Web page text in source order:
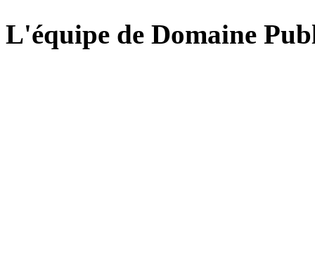
L'équipe de Domaine